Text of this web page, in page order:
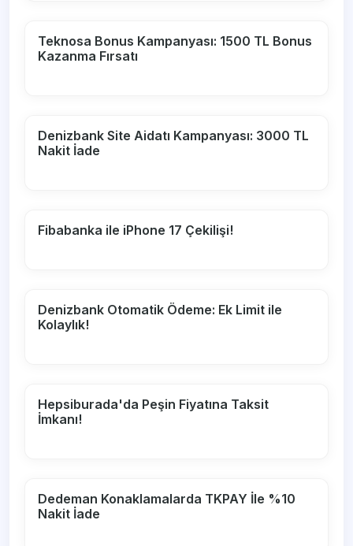
Teknosa Bonus Kampanyası: 1500 TL Bonus
Kazanma Fırsatı
Denizbank Site Aidatı Kampanyası: 3000 TL
Nakit İade
Fibabanka ile iPhone 17 Çekilişi!
Denizbank Otomatik Ödeme: Ek Limit ile
Kolaylık!
Hepsiburada'da Peşin Fiyatına Taksit
İmkanı!
Dedeman Konaklamalarda TKPAY İle %10
Nakit İade